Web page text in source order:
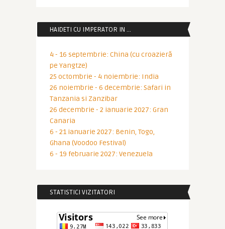
HAIDETI CU IMPERATOR IN …
4 - 16 septembrie: China (cu croazieră
pe Yangtze)
25 octombrie - 4 noiembrie: India
26 noiembrie - 6 decembrie: Safari in
Tanzania si Zanzibar
26 decembrie - 2 ianuarie 2027: Gran
Canaria
6 - 21 ianuarie 2027: Benin, Togo,
Ghana (Voodoo Festival)
6 - 19 februarie 2027: Venezuela
STATISTICI VIZITATORI